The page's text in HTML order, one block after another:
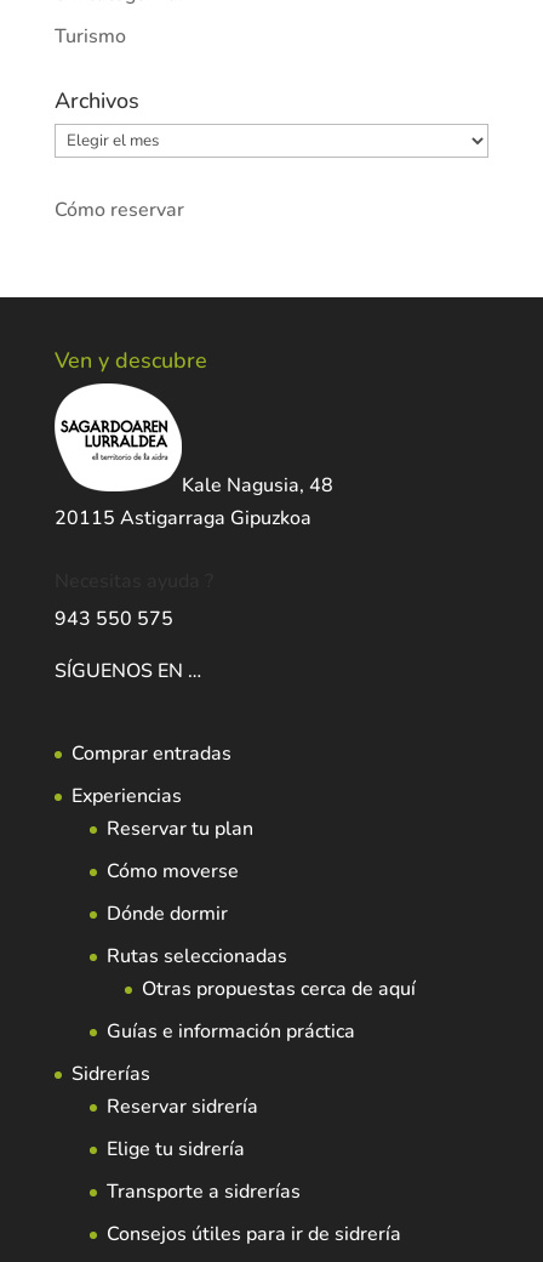
Turismo
Archivos
Archivos
Cómo reservar
Ven y descubre
Kale Nagusia, 48
20115 Astigarraga Gipuzkoa
943 550 575
SÍGUENOS EN …
Comprar entradas
Experiencias
Reservar tu plan
Cómo moverse
Dónde dormir
Rutas seleccionadas
Otras propuestas cerca de aquí
Guías e información práctica
Sidrerías
Reservar sidrería
Elige tu sidrería
Transporte a sidrerías
Consejos útiles para ir de sidrería